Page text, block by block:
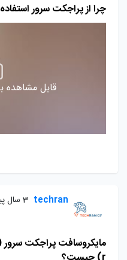
چرا از پراجکت سرور
قابل مشاهده
techran 3 سال پیش